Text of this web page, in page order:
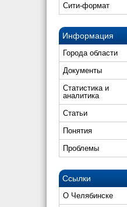
Сити-формат
Информация
Города области
Документы
Статистика и
аналитика
Статьи
Понятия
Проблемы
Ссылки
О Челябинске